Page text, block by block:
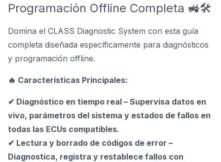
Programación Offline Completa 🚜🛠
Domina el CLASS Diagnostic System con esta guía
completa diseñada específicamente para diagnósticos
y programación offline.
🔥 Características Principales:
✔ Diagnóstico en tiempo real – Supervisa datos en
vivo, parámetros del sistema y estados de fallos en
todas las ECUs compatibles.
✔ Lectura y borrado de códigos de error –
Diagnostica, registra y restablece fallos con